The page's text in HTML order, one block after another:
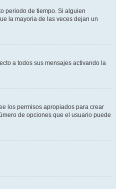
periodo de tiempo. Si alguien
la mayoria de las veces dejan un
a todos sus mensajes activando la
los permisos apropiados para crear
de opciones que el usuario puede